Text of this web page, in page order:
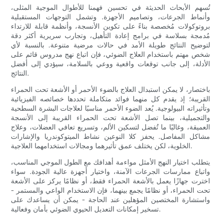
تُسهم الأبحاث الحديثة في تحسين فهمنا للأطوال الموجية المثلى،
وأنماط الجرعات، وتصاميم الأجهزة. وتشمل التوجهات المستقبلية
بروتوكولات مُخصصة بناءً على تكوين الأنسجة، وأنظمة قابلة للارتداء
مُدمجة بسلاسة في برامج إعادة التأهيل، وتجارب سريرية أكثر دقة
لتوضيح النتائج طويلة الأمد في حالات مرضية متنوعة. بالنسبة لأي
شخص مهتم باستخدام العلاج الضوئي، فإن اتباع نهج مدروس قائم على
الأدلة، إلى جانب توقعات واقعية ووعي بالسلامة، سيؤدي إلى أفضل
النتائج.
باختصار، لا يمكن استبدال العلاج بالضوء الأحمر أو الأشعة تحت الحمراء
القريبة؛ إذ يقدم كل منهما فوائد متكاملة تحددها خصائصه الفيزيائية
وتأثيراته البيولوجية. يُعد الضوء الأحمر مناسبًا لعلاجات البشرة السطحية
والتجميلية، بينما تصل الأشعة تحت الحمراء القريبة إلى الأنسجة
العميقة، وغالبًا ما تُفضل لتسكين الألم، وتسريع تعافي العضلات، وعلاج
مشاكل المفاصل. يحفز كلا النوعين نشاط الميتوكوندريا والإشارات
الخلوية، لكن يختلف عمق تأثيرهما ومجالات استخدامهما العلاجية.
يتطلب اختيار النهج الأمثل مواءمة أهدافك مع الطول الموجي المناسب،
واتباع ممارسات الجرعات الآمنة، واختيار أجهزة عالية الجودة. سواء
اخترت جهازًا يعمل بالأشعة الحمراء فقط، أو نظامًا يركز على الأشعة
تحت الحمراء، أو نظامًا يجمع بينهما، فإن الاستخدام الواعي والمستمر -
واستشارة المختصين المؤهلين عند الحاجة - يمكن أن يساعدك على
تسخير إمكانات التعديل الحيوي الضوئي بأمان وفعالية.